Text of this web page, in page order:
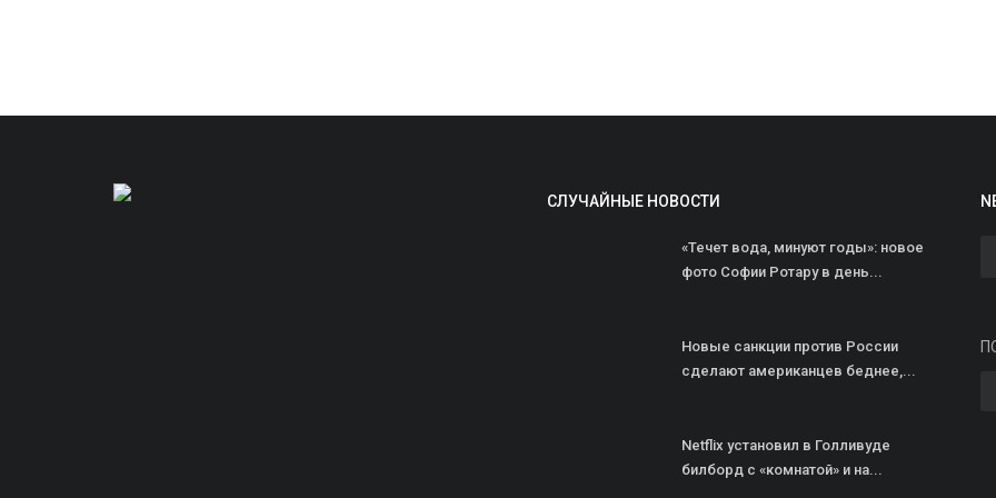
СЛУЧАЙНЫЕ НОВОСТИ
«Течет вода, минуют годы»: новое
фото Софии Ротару в день...
Новые санкции против России
сделают американцев беднее,...
Netflix установил в Голливуде
билборд с «комнатой» и на...